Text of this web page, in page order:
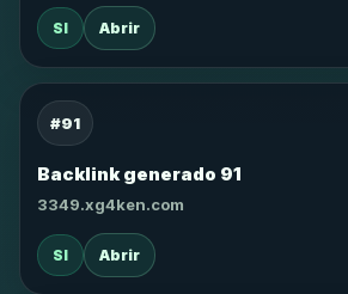
SI Abrir
#91
Backlink generado 91
3349.xg4ken.com
SI Abrir